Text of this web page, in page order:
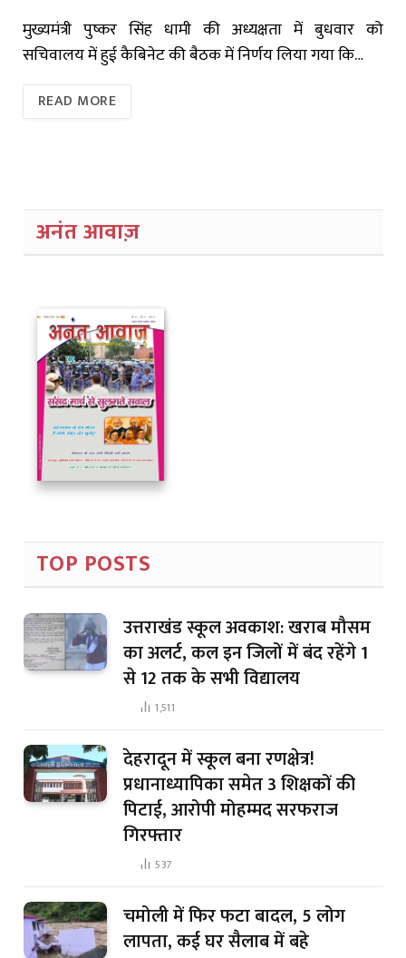
मुख्यमंत्री पुष्कर सिंह धामी की अध्यक्षता में बुधवार को
सचिवालय में हुई कैबिनेट की बैठक में निर्णय लिया गया कि…
READ MORE
अनंत आवाज़
TOP POSTS
उत्तराखंड स्कूल अवकाश: खराब मौसम
का अलर्ट, कल इन जिलों में बंद रहेंगे 1
से 12 तक के सभी विद्यालय
1,511
देहरादून में स्कूल बना रणक्षेत्र!
प्रधानाध्यापिका समेत 3 शिक्षकों की
पिटाई, आरोपी मोहम्मद सरफराज
गिरफ्तार
537
चमोली में फिर फटा बादल, 5 लोग
लापता, कई घर सैलाब में बहे